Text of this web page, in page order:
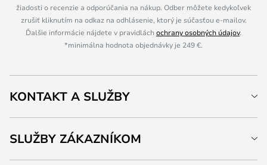
žiadosti o recenzie a odporúčania na nákup. Odber môžete kedykoľvek
zrušiť kliknutím na odkaz na odhlásenie, ktorý je súčasťou e-mailov.
Ďalšie informácie nájdete v pravidláchochrany osobných údajov.
*minimálna hodnota objednávky je 249 €.
KONTAKT A SLUŽBY
SLUŽBY ZÁKAZNÍKOM